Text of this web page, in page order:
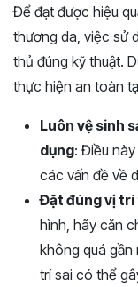
Để đạt được hiệu
thương da, việc sử
thủ đúng kỹ thuật.
thực hiện an toàn
Luôn vệ sinh
dụng: Điều
các vấn đề về
Đặt đúng vị trí
hình, hãy căn
không quá gần
trí sai có thể